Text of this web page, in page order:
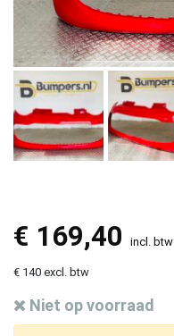
€ 169,40 incl. btw
€ 140 excl. btw
Niet op voorraad